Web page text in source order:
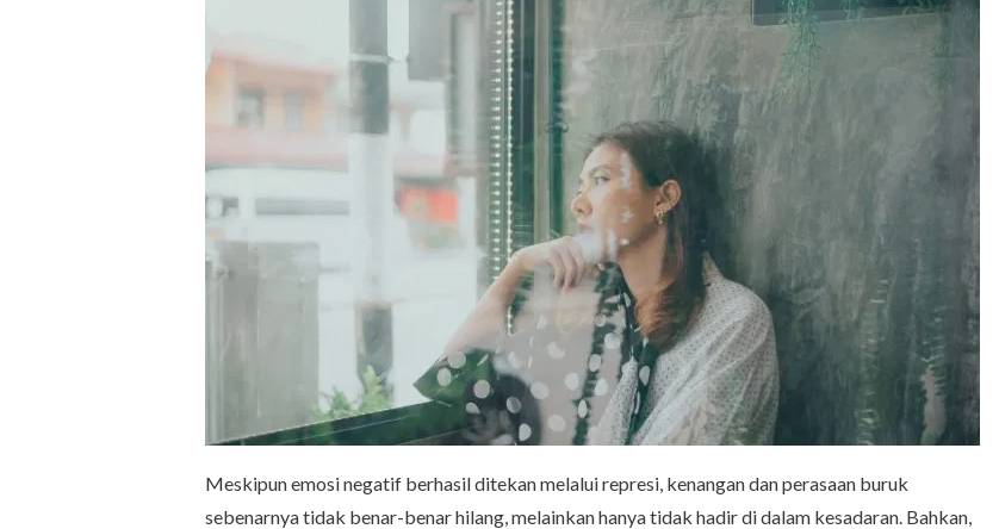
Meskipun emosi negatif berhasil ditekan melalui represi, kenangan dan perasaan buruk
sebenarnya tidak benar-benar hilang, melainkan hanya tidak hadir di dalam kesadaran. Bahkan,